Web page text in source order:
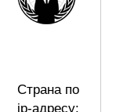
Страна по
ip-адресу: